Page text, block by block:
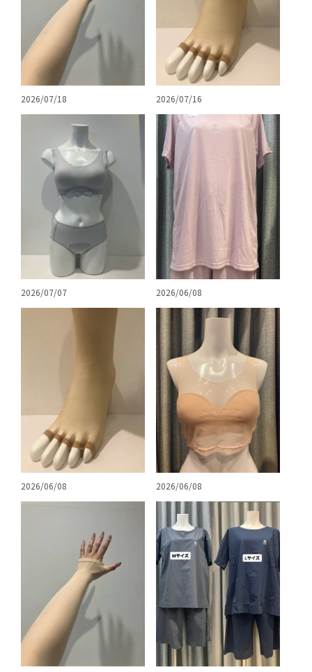
2026/07/18 2026/07/16
2026/07/07 2026/06/08
2026/06/08 2026/06/08